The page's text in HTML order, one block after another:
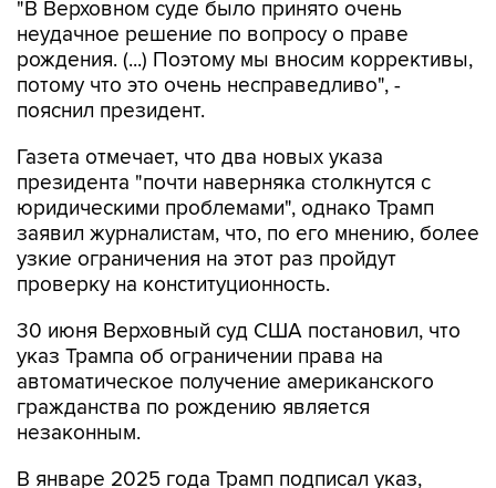
рождения. (...) Поэтому мы вносим коррективы,
потому что это очень несправедливо", -
пояснил президент.
Газета отмечает, что два новых указа
юридическими проблемами", однако Трамп
заявил журналистам, что, по его мнению, более
узкие ограничения на этот раз пройдут
проверку на конституционность.
30 июня Верховный суд США постановил, что
автоматическое получение американского
гражданства по рождению является
незаконным.
В январе 2025 года Трамп подписал указ,